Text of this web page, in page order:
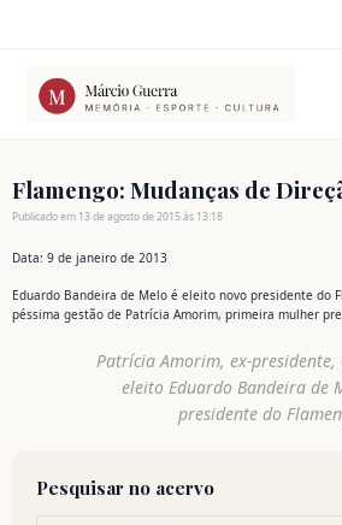
conteúdo
Flamengo: Mudanças de
Publicado em 13 de agosto de 2015 às 13:18
Data: 9 de janeiro de 2013
Eduardo Bandeira de Melo é eleito novo presidente do
péssima gestão de Patrícia Amorim, primeira mulher
Patrícia Amorim, ex-presidente,
eleito Eduardo Bandeira de
presidente do
Pesquisar no acervo